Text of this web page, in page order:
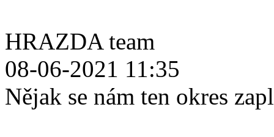
HRAZDA team
08-06-2021 11:35
Nějak se nám ten okres